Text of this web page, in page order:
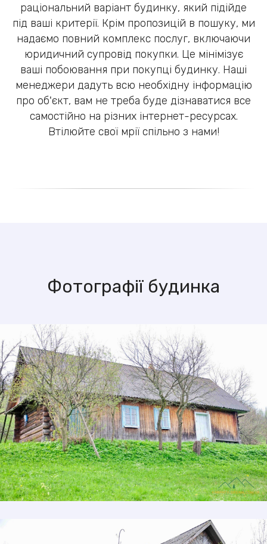
раціональний варіант будинку, який підійде
під ваші критерії. Крім пропозицій в пошуку, ми
надаємо повний комплекс послуг, включаючи
юридичний супровід покупки. Це мінімізує
ваші побоювання при покупці будинку. Наші
менеджери дадуть всю необхідну інформацію
про об'єкт, вам не треба буде дізнаватися все
самостійно на різних інтернет-ресурсах.
Втілюйте свої мрії спільно з нами!
Фотографії будинка